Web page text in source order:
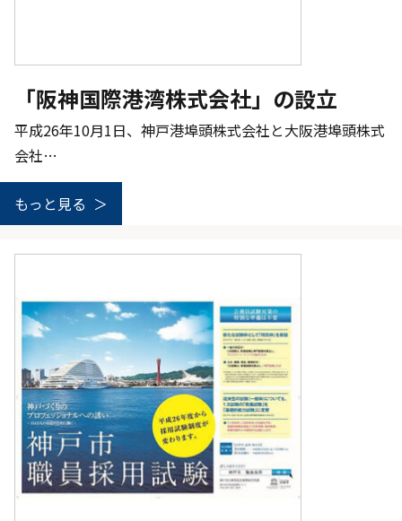
「阪神国際港湾株式会社」の設立
平成26年10月1日、神戸港埠頭株式会社と大阪港埠頭株式
会社…
もっと見る